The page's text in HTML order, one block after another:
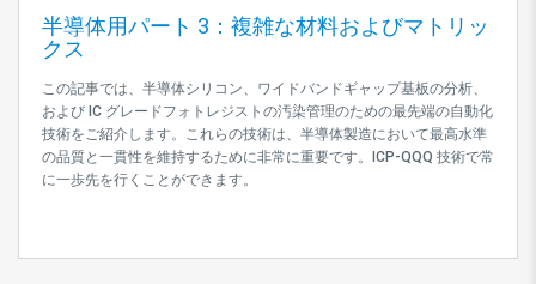
半導体用パート 3：複雑な材料およびマトリッ
クス
この記事では、半導体シリコン、ワイドバンドギャップ基板の分析、
および IC グレードフォトレジストの汚染管理のための最先端の自動化
技術をご紹介します。これらの技術は、半導体製造において最高水準
の品質と一貫性を維持するために非常に重要です。ICP-QQQ 技術で常
に一歩先を行くことができます。